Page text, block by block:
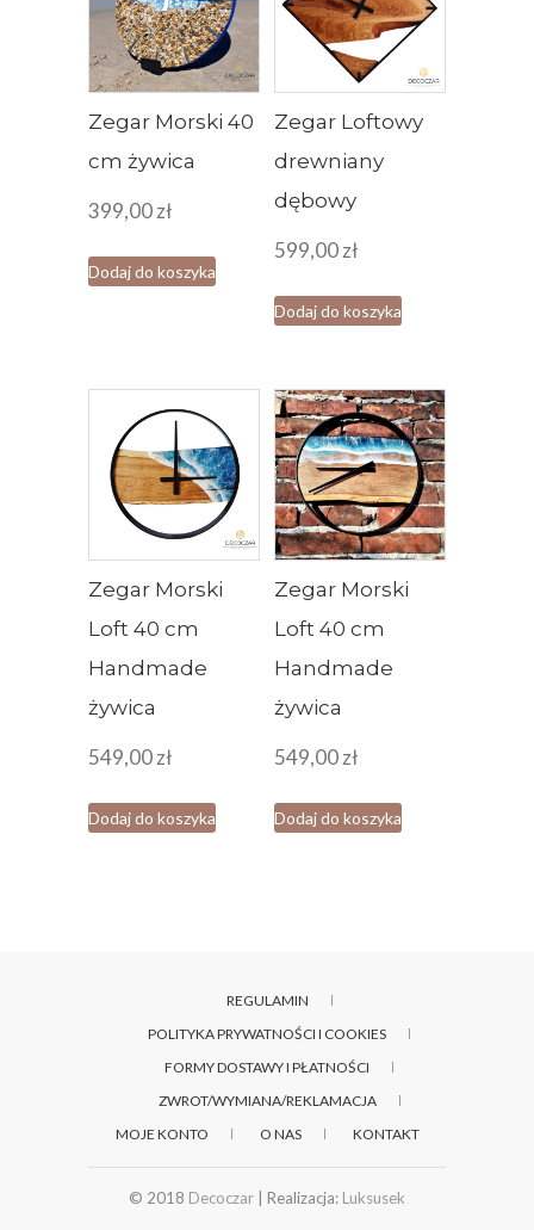
Zegar Morski 40
cm żywica
399,00zł
Dodaj do koszyka
Zegar Loftowy
drewniany
dębowy
599,00zł
Dodaj do koszyka
Zegar Morski
Loft 40 cm
Handmade
żywica
549,00zł
Dodaj do koszyka
Zegar Morski
Loft 40 cm
Handmade
żywica
549,00zł
Dodaj do koszyka
REGULAMIN
POLITYKA PRYWATNOŚCI I COOKIES
FORMY DOSTAWY I PŁATNOŚCI
ZWROT/WYMIANA/REKLAMACJA
MOJE KONTO
O NAS KONTAKT
© 2018 Decoczar | Realizacja: Luksusek